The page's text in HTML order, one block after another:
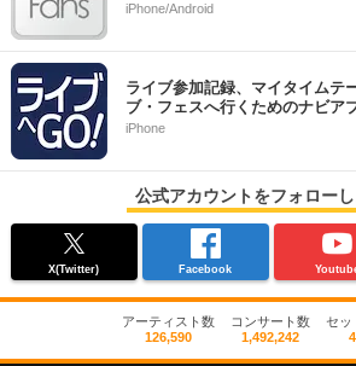
iPhone/Android
ライブ参加記録、マイタイムテ
ブ・フェスへ行くためのナビア
iPhone
公式アカウントをフォローし
X(Twitter) Facebook
アーティスト数
126,590
コンサート数
1,492,242
セッ